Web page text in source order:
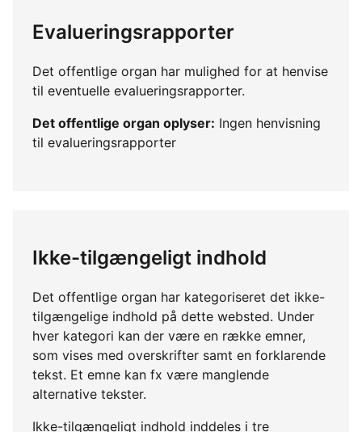
Evalueringsrapporter
Det offentlige organ har mulighed for at henvise
til eventuelle evalueringsrapporter.
Det offentlige organ oplyser: Ingen henvisning
til evalueringsrapporter
Ikke-tilgængeligt indhold
Det offentlige organ har kategoriseret det ikke-
tilgængelige indhold på dette websted. Under
hver kategori kan der være en række emner,
som vises med overskrifter samt en forklarende
tekst. Et emne kan fx være manglende
alternative tekster.
Ikke-tilgængeligt indhold inddeles i tre